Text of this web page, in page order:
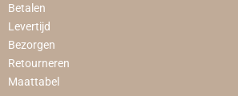
Betalen
Levertijd
Bezorgen
Retourneren
Maattabel